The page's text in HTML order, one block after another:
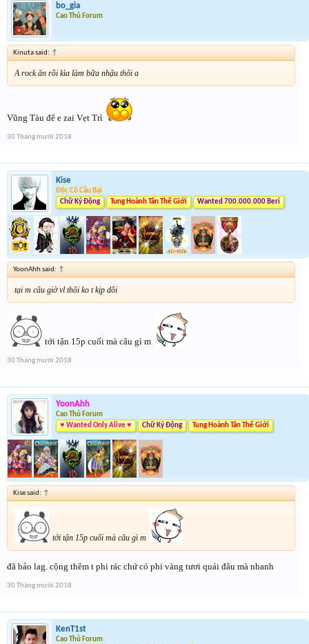
bo_gia
Cao Thủ Forum
Kinuta said: ↑
A rock ăn rồi kìa làm bữa nhậu thôi a
Vũng Tàu đê e zai Vẹt Trì
30 Tháng mười 2018
Kise
Độc Cô Cầu Bại
Chữ Ký Động
Tung Hoành Tân Thế Giới Wanted 700.000.000 Beri
YoonAhh said: ↑
tại m câu giờ vl thôi ko t kịp dồi
tới tận 15p cuối mà câu gì m
30 Tháng mười 2018
YoonAhh
Cao Thủ Forum
♥ Wanted Only Alive ♥
Chữ Ký Động Tung Hoành Tân Thế Giới
Kise said: ↑
tới tận 15p cuối mà câu gì m
đã bảo lag. cộng thêm t phi rác chứ có phi vàng tươi quái đâu mà nhanh
30 Tháng mười 2018
KenT1st
Cao Thủ Forum